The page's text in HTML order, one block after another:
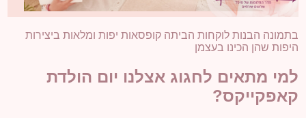
בתמונה הבנות לוקחות הביתה קופסאות יפות ומלאות ביצירות
היפות שהן הכינו בעצמן
למי מתאים לחגוג אצלנו יום הולדת
קאפקייקס?